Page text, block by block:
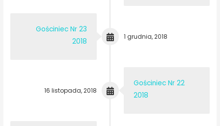
Gościniec Nr 23
2018
1 grudnia, 2018
Gościniec Nr 22
2018
16 listopada, 2018